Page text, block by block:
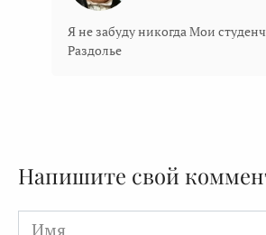
Я не забуду никогда Мои
Раздолье
Напишите свой
Имя